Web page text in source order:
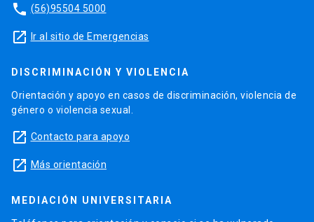
phone (56)95504 5000
launch Ir al sitio de Emergencias
DISCRIMINACIÓN Y VIOLENCIA
Orientación y apoyo en casos de discriminación, violencia de
género o violencia sexual.
launch Contacto para apoyo
launch Más orientación
MEDIACIÓN UNIVERSITARIA